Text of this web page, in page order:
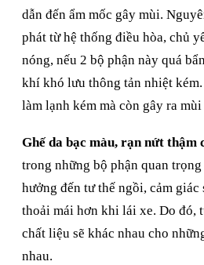
dẫn đến ẩm mốc gây mùi.
phát từ hệ thống điều hòa, chủ
nóng, nếu 2 bộ phận này quá
khí khó lưu thông tản nhiệt
làm lạnh kém mà còn gây ra
Ghế da bạc màu, rạn nứt thậm
trong những bộ phận quan
hưởng đến tư thế ngồi, cảm giác
thoải mái hơn khi lái xe. Do đó,
chất liệu sẽ khác nhau cho
nhau.